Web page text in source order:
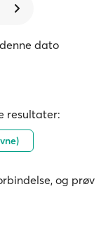
dato
resultater:
og prøv